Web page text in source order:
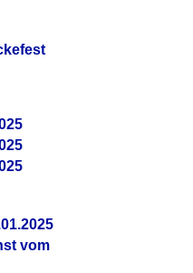
vom